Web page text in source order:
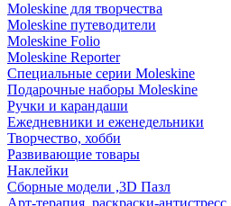
Moleskine для творчества
Moleskine путеводители
Moleskine Folio
Moleskine Reporter
Специальные серии Moleskine
Подарочные наборы Moleskine
Ручки и карандаши
Ежедневники и еженедельники
Творчество, хобби
Развивающие товары
Наклейки
Сборные модели ,3D Пазл
Арт-терапия, раскраски-антистресс